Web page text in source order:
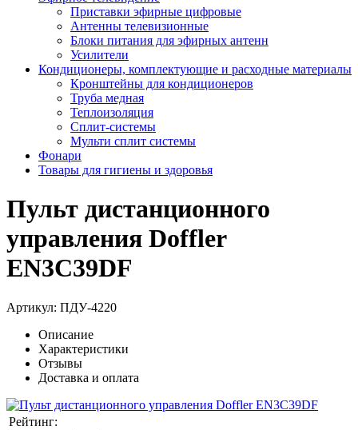
Приставки эфирные цифровые
Антенны телевизионные
Блоки питания для эфирных антенн
Усилители
Кондиционеры, комплектующие и расходные материалы
Кронштейны для кондиционеров
Труба медная
Теплоизоляция
Сплит-системы
Мульти сплит системы
Фонари
Товары для гигиены и здоровья
Пульт дистанционного
управления Doffler
EN3C39DF
Артикул: ПДУ-4220
Описание
Характеристики
Отзывы
Доставка и оплата
Рейтинг: